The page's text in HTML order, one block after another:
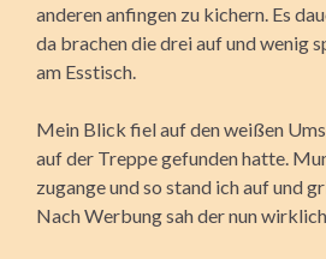
anderen anfingen zu kichern. Es
da brachen die drei auf und wenig
am Esstisch.
Mein Blick fiel auf den weißen
auf der Treppe gefunden hatte.
zugange und so stand ich auf und
Nach Werbung sah der nun wirklich